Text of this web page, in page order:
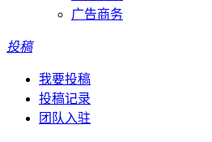
广告商务
投稿
我要投稿
投稿记录
团队入驻